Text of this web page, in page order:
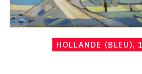
HOLLANDE (BLEU),